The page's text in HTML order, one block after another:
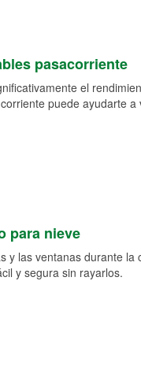
pasacorriente
el
puede ayudarte
para nieve
y las ventanas durante
y segura sin rayarlos.